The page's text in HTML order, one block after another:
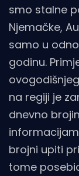
smo stalne
Njemačke,
samo u
godinu.
na regiji je
dnevno
brojni upiti
tome